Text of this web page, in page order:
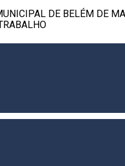
DE BELÉM DE